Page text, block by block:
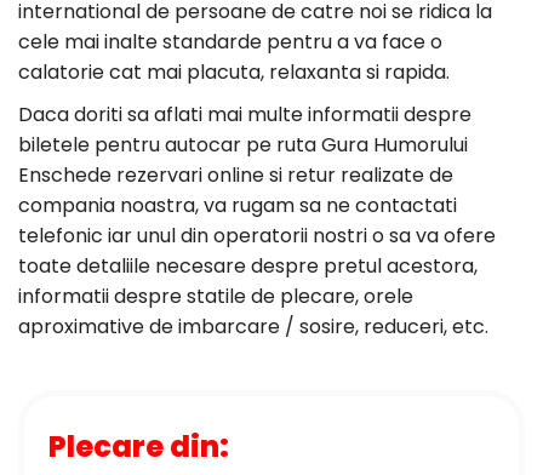
international de persoane de catre noi se ridica la
cele mai inalte standarde pentru a va face o
calatorie cat mai placuta, relaxanta si rapida.
Daca doriti sa aflati mai multe informatii despre
biletele pentru autocar pe ruta Gura Humorului
Enschede rezervari online si retur realizate de
compania noastra, va rugam sa ne contactati
telefonic iar unul din operatorii nostri o sa va ofere
toate detaliile necesare despre pretul acestora,
informatii despre statile de plecare, orele
aproximative de imbarcare / sosire, reduceri, etc.
Plecare din: